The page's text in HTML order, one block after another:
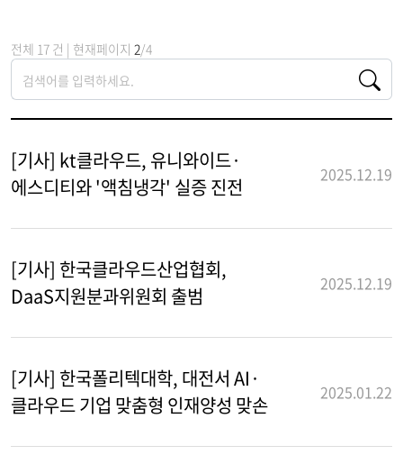
전체 17 건 | 현재페이지 2/4
[기사] kt클라우드, 유니와이드·
에스디티와 '액침냉각' 실증 진전
2025.12.19
[기사] 한국클라우드산업협회,
DaaS지원분과위원회 출범
2025.12.19
[기사] 한국폴리텍대학, 대전서 AI·
클라우드 기업 맞춤형 인재양성 맞손
2025.01.22